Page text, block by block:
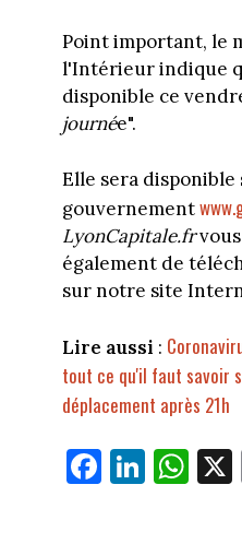
Point important, le
l'Intérieur indique
disponible ce
journée".
Elle sera
gouvernement
LyonCapitale.fr
également de
sur notre site
Lire aussi :
tout ce qu'il faut savoir
déplacement après 21h
Fa
ce
Li
nk
W
ha